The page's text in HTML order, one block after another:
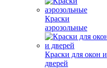
Краски
аэрозольные
Краски для окон и
дверей